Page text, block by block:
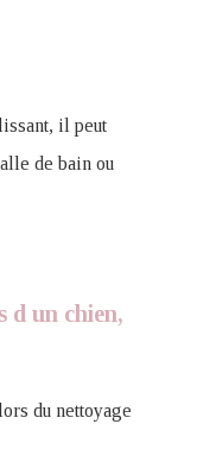
il peut
de bain ou
d un chien,
du nettoyage